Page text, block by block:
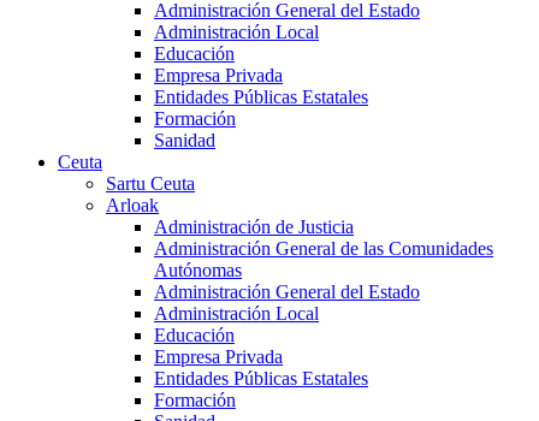
Administración General del Estado
Administración Local
Educación
Empresa Privada
Entidades Públicas Estatales
Formación
Sanidad
Ceuta
Sartu Ceuta
Arloak
Administración de Justicia
Administración General de las Comunidades
Autónomas
Administración General del Estado
Administración Local
Educación
Empresa Privada
Entidades Públicas Estatales
Formación